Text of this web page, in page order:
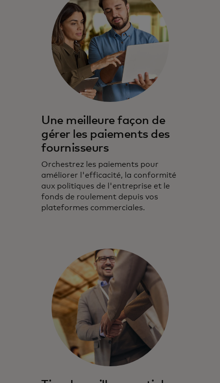
Une meilleure façon de
gérer les paiements des
fournisseurs
Orchestrez les paiements pour
améliorer l'efficacité, la conformité
aux politiques de l'entreprise et le
fonds de roulement depuis vos
plateformes commerciales.